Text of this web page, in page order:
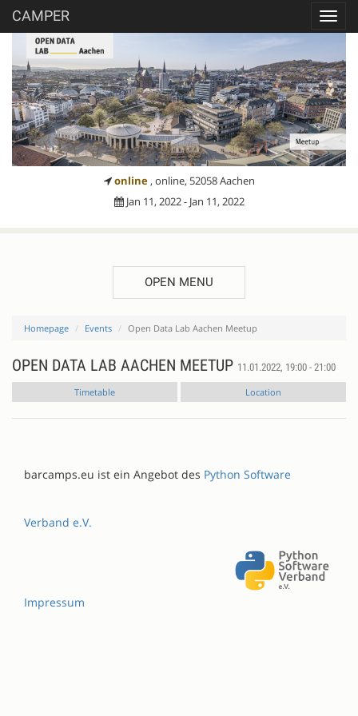
CAMPER
online , online, 52058 Aachen
Jan 11, 2022 - Jan 11, 2022
OPEN MENU
Homepage Events Open Data Lab Aachen Meetup
OPEN DATA LAB AACHEN MEETUP 11.01.2022, 19:00 - 21:00
Timetable Location
barcamps.eu ist ein Angebot des Python Software
Verband e.V.
Impressum